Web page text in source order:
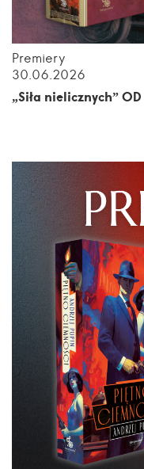
Premiery
30.06.2026
„Siła nielicznych”